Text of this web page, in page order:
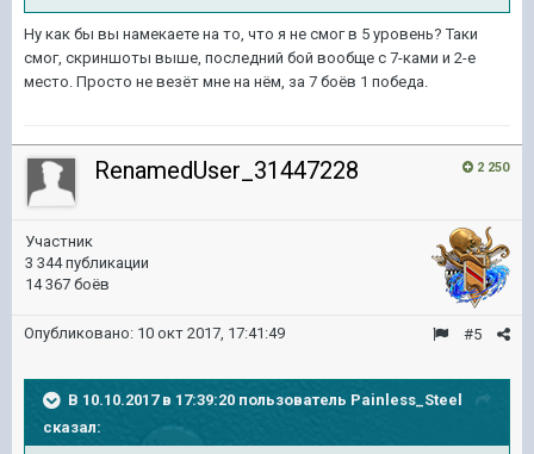
Ну как бы вы намекаете на то, что я не смог в 5 уровень? Таки
смог, скриншоты выше, последний бой вообще с 7-ками и 2-е
место. Просто не везёт мне на нём, за 7 боёв 1 победа.
2 250
RenamedUser_31447228
Участник
3 344 публикации
14 367 боёв
#5
Опубликовано: 10 окт 2017, 17:41:49
В 10.10.2017 в 17:39:20 пользователь Painless_Steel
сказал: